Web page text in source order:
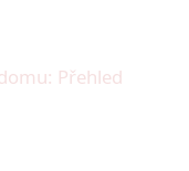
Přehled